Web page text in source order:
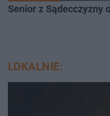
Senior z Sądecczyzny
LOKALNIE: